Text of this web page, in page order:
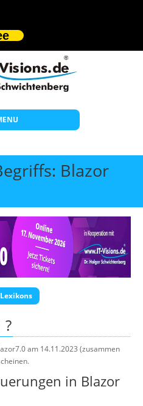
Blazor
?
am 14.11.2023 (zusammen
in Blazor